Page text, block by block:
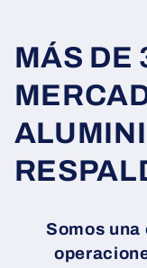
MÁS DE
Somos